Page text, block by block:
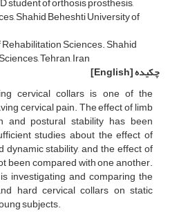
Shahid Beheshti University of
Sciences. Shahid
Tehran, Iran
چکیده[English]
cervical collars is one of the
cervical pain. The effect of limb
and postural stability has been
studies about the effect of
stability, and the effect of
been compared with one another.
investigating and comparing the
hard cervical collars on static
subjects.